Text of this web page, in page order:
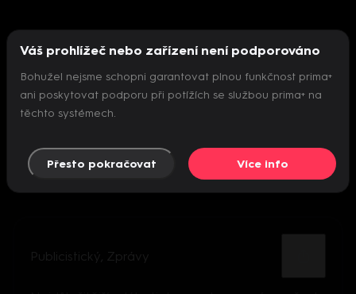
Nepodařilo se inicializovat přehrávač
Publicistický Zprávy
Váš prohlížeč nebo zařízení není podporováno
Bohužel nejsme schopni garantovat plnou funkčnost prima+
ani poskytovat podporu při potížích se službou prima+ na
těchto systémech.
Přesto pokračovat Více info